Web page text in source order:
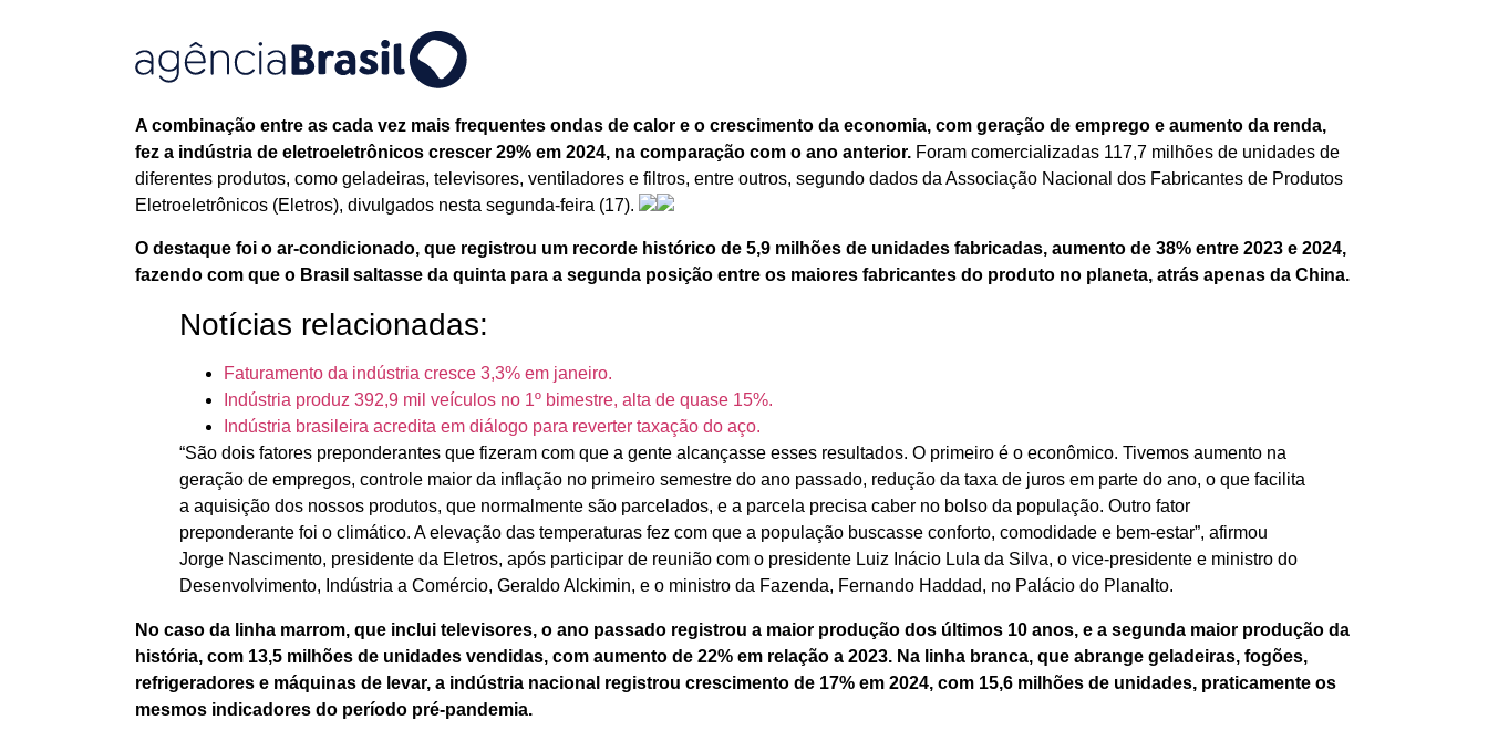
A combinação entre as cada vez mais frequentes ondas de calor e o crescimento da economia, com geração de emprego e aumento da renda,
fez a indústria de eletroeletrônicos crescer 29% em 2024, na comparação com o ano anterior. Foram comercializadas 117,7 milhões de unidades de
diferentes produtos, como geladeiras, televisores, ventiladores e filtros, entre outros, segundo dados da Associação Nacional dos Fabricantes de Produtos
Eletroeletrônicos (Eletros), divulgados nesta segunda-feira (17).
O destaque foi o ar-condicionado, que registrou um recorde histórico de 5,9 milhões de unidades fabricadas, aumento de 38% entre 2023 e 2024,
fazendo com que o Brasil saltasse da quinta para a segunda posição entre os maiores fabricantes do produto no planeta, atrás apenas da China.
Notícias relacionadas:
Faturamento da indústria cresce 3,3% em janeiro.
Indústria produz 392,9 mil veículos no 1º bimestre, alta de quase 15%.
Indústria brasileira acredita em diálogo para reverter taxação do aço.
“São dois fatores preponderantes que fizeram com que a gente alcançasse esses resultados. O primeiro é o econômico. Tivemos aumento na
geração de empregos, controle maior da inflação no primeiro semestre do ano passado, redução da taxa de juros em parte do ano, o que facilita
a aquisição dos nossos produtos, que normalmente são parcelados, e a parcela precisa caber no bolso da população. Outro fator
preponderante foi o climático. A elevação das temperaturas fez com que a população buscasse conforto, comodidade e bem-estar”, afirmou
Jorge Nascimento, presidente da Eletros, após participar de reunião com o presidente Luiz Inácio Lula da Silva, o vice-presidente e ministro do
Desenvolvimento, Indústria a Comércio, Geraldo Alckimin, e o ministro da Fazenda, Fernando Haddad, no Palácio do Planalto.
No caso da linha marrom, que inclui televisores, o ano passado registrou a maior produção dos últimos 10 anos, e a segunda maior produção da
história, com 13,5 milhões de unidades vendidas, com aumento de 22% em relação a 2023. Na linha branca, que abrange geladeiras, fogões,
refrigeradores e máquinas de levar, a indústria nacional registrou crescimento de 17% em 2024, com 15,6 milhões de unidades, praticamente os
mesmos indicadores do período pré-pandemia.